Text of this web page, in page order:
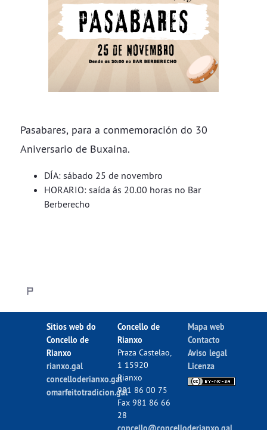
Pasabares, para a conmemoración do 30
Aniversario de Buxaina.
DÍA: sábado 25 de novembro
HORARIO: saída ás 20.00 horas no Bar
Berberecho
Sitios web do
Concello de
Rianxo
rianxo.gal
concelloderianxo.gal
omarfeitotradicion.gal
Concello de
Rianxo
Praza Castelao,
1 15920
Rianxo
981 86 00 75
Fax 981 86 66
28
Mapa web
Contacto
Aviso legal
Licenza